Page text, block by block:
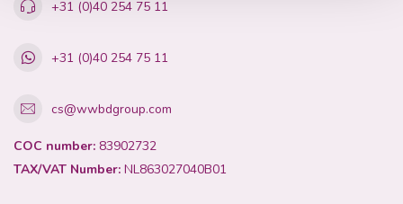
+31 (0)40 254 75 11
+31 (0)40 254 75 11
cs@wwbdgroup.com
COC number: 83902732
TAX/VAT Number: NL863027040B01